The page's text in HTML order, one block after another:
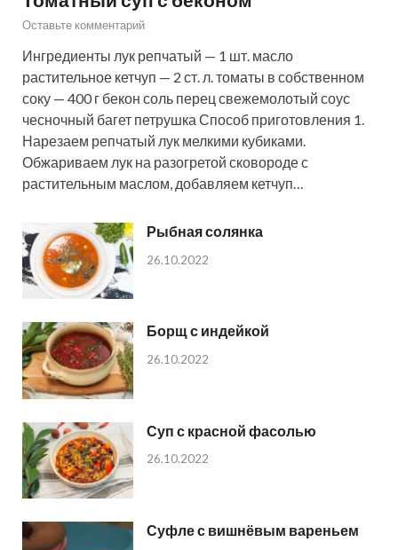
Оставьте комментарий
Ингредиенты лук репчатый — 1 шт. масло
растительное кетчуп — 2 ст. л. томаты в собственном
соку — 400 г бекон соль перец свежемолотый соус
чесночный багет петрушка Способ приготовления 1.
Нарезаем репчатый лук мелкими кубиками.
Обжариваем лук на разогретой сковороде с
растительным маслом, добавляем кетчуп…
Рыбная солянка
26.10.2022
Борщ с индейкой
26.10.2022
Суп с красной фасолью
26.10.2022
Суфле с вишнёвым вареньем